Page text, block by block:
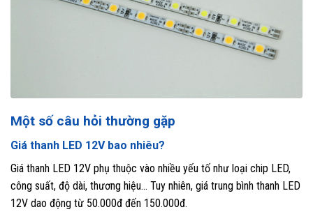
Một số câu hỏi thường gặp
Giá thanh LED 12V bao nhiêu?
Giá thanh LED 12V phụ thuộc vào nhiều yếu tố như loại chip LED,
công suất, độ dài, thương hiệu… Tuy nhiên, giá trung bình thanh LED
12V dao động từ 50.000đ đến 150.000đ.